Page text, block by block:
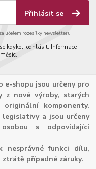
Přihlásit se
účelem rozesílky newsletteru.
kdykoli odhlásit. Informace
e-shopu jsou určeny pro
z nové výroby, starých
komponenty.
a jsou určeny
s odpovídající
nesprávné funkci dílu,
případné záruky.